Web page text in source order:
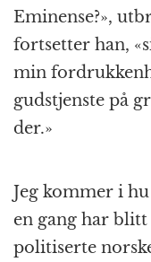
Eminense?»,
fortsetter han,
min
gudstjenste på
der.»
Jeg kommer i
en gang har
politiserte